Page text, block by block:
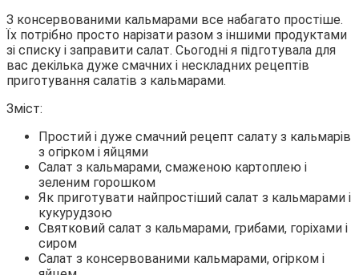
З консервованими кальмарами все набагато простіше.
Їх потрібно просто нарізати разом з іншими продуктами
зі списку і заправити салат. Сьогодні я підготувала для
вас декілька дуже смачних і нескладних рецептів
приготування салатів з кальмарами.
Зміст:
Простий і дуже смачний рецепт салату з кальмарів
з огірком і яйцями
Салат з кальмарами, смаженою картоплею і
зеленим горошком
Як приготувати найпростіший салат з кальмарами і
кукурудзою
Святковий салат з кальмарами, грибами, горіхами і
сиром
Салат з консервованими кальмарами, огірком і